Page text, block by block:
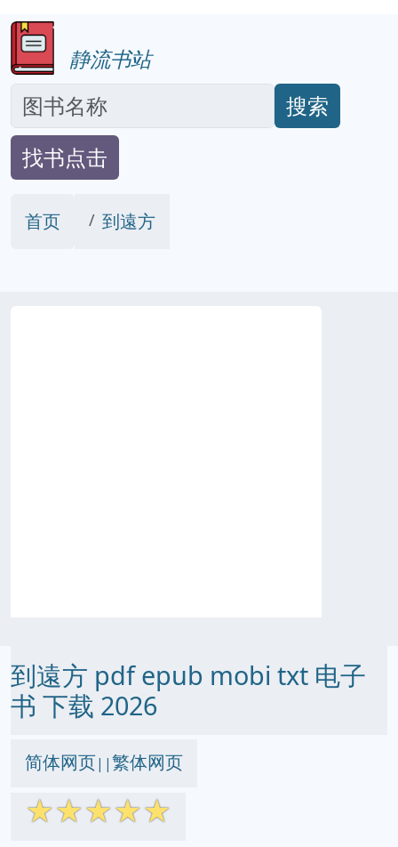
静流书站
搜索
找书点击
首页 到遠方
到遠方 pdf epub mobi txt 电子
书 下载 2026
简体网页||繁体网页
☆☆☆☆☆